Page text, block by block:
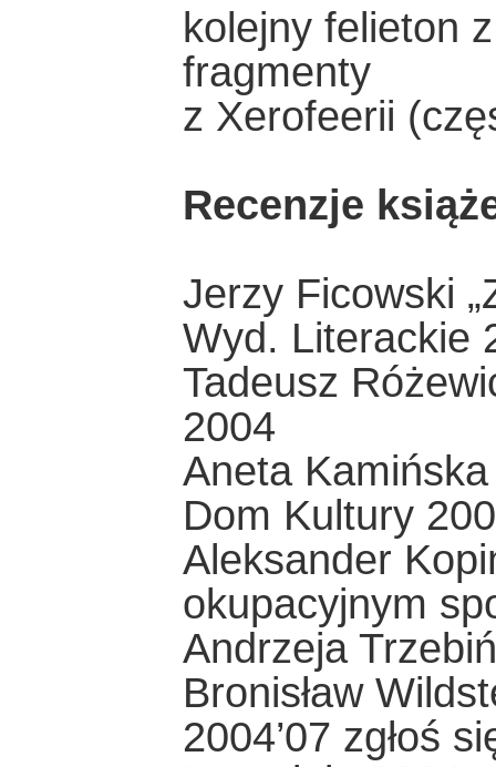
kolejny felieton
fragmenty
z Xerofeerii
Recenzje
Jerzy Ficowski
Wyd. Literackie
Tadeusz
2004
Aneta
Dom Kultury
Aleksander
okupacyjnym
Andrzeja
Bronisław
2004’07 zgłoś